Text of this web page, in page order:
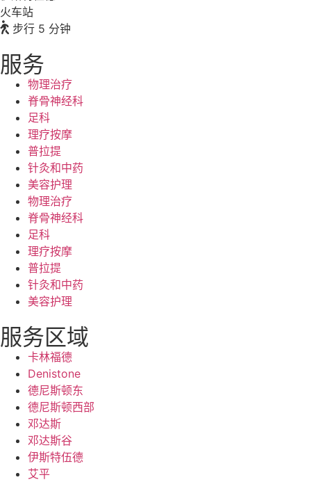
火车站
步行 5 分钟
服务
物理治疗
脊骨神经科
足科
理疗按摩
普拉提
针灸和中药
美容护理
物理治疗
脊骨神经科
足科
理疗按摩
普拉提
针灸和中药
美容护理
服务区域
卡林福德
Denistone
德尼斯顿东
德尼斯顿西部
邓达斯
邓达斯谷
伊斯特伍德
艾平